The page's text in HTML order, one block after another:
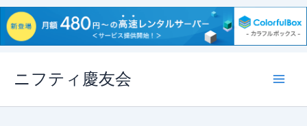
ス
ニフティ慶友会